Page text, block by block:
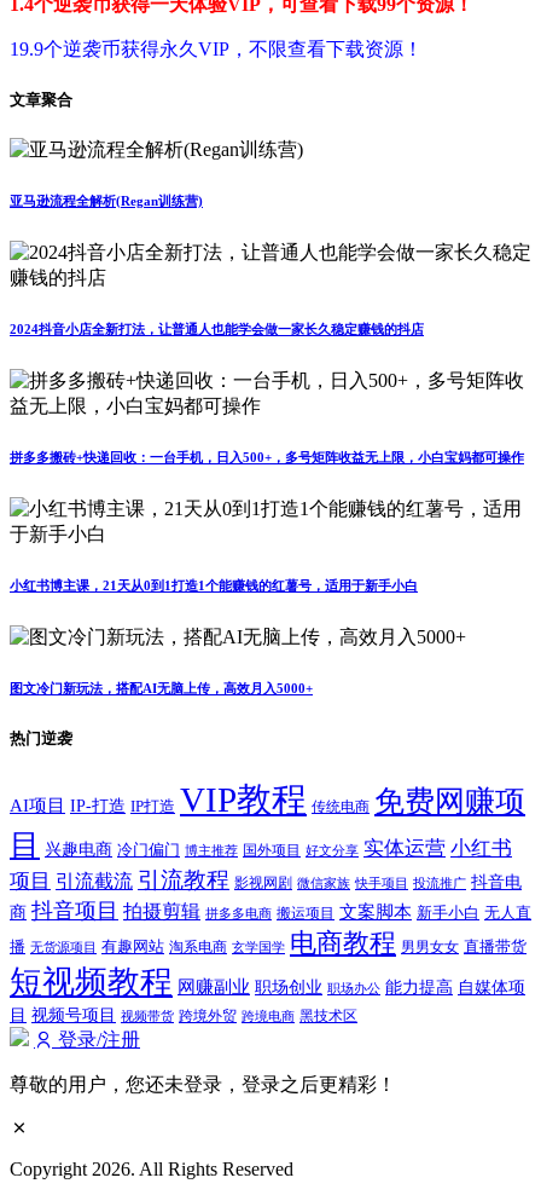
1.4个逆袭币获得一天体验VIP，可查看下载99个资源！
19.9个逆袭币获得永久VIP，不限查看下载资源！
文章聚合
亚马逊流程全解析(Regan训练营)
2024抖音小店全新打法，让普通人也能学会做一家长久稳定赚钱的抖店
拼多多搬砖+快递回收：一台手机，日入500+，多号矩阵收益无上限，小白宝妈都可操作
小红书博主课，21天从0到1打造1个能赚钱的红薯号，适用于新手小白
图文冷门新玩法，搭配AI无脑上传，高效月入5000+
热门逆袭
AI项目 IP-打造 IP打造 VIP教程 传统电商 免费网赚项
目
兴趣电商 冷门偏门 博主推荐 国外项目 好文分享 实体运营 小红书
项目 引流截流 引流教程 影视网剧 微信家族 快手项目 投流推广 抖音电
商 抖音项目 拍摄剪辑 拼多多电商 搬运项目 文案脚本 新手小白 无人直
播 无货源项目 有趣网站 淘系电商 玄学国学 电商教程 男男女女 直播带货
短视频教程 网赚副业 职场创业 职场办公 能力提高 自媒体项
目 视频号项目 视频带货 跨境外贸 跨境电商 黑技术区
登录/注册
尊敬的用户，您还未登录，登录之后更精彩！
Copyright 2026. All Rights Reserved